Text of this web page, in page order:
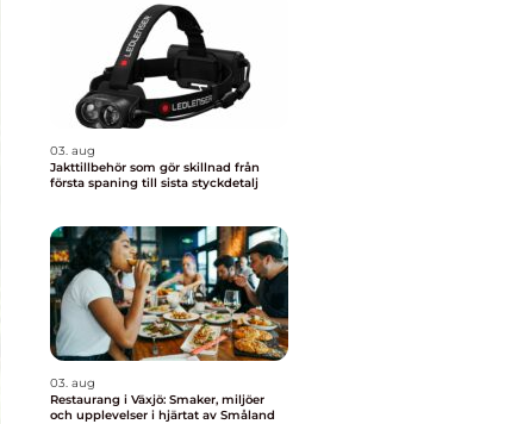
03. aug
Jakttillbehör som gör skillnad från
första spaning till sista styckdetalj
03. aug
Restaurang i Växjö: Smaker, miljöer
och upplevelser i hjärtat av Småland